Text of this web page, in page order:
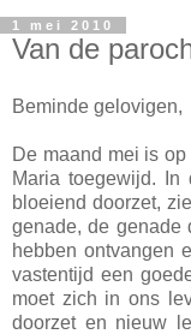
1 mei 2010
Van de
Beminde gelovigen,
De maand mei is
Maria toegewijd. In
bloeiend doorzet,
genade, de genade
hebben ontvangen
vastentijd een
moet zich in ons
doorzet en nieuw